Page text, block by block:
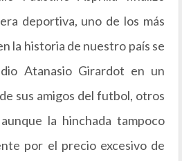
deportiva, uno de los más
la historia de nuestro país se
Atanasio Girardot en un
sus amigos del futbol, otros
la hinchada tampoco
por el precio excesivo de